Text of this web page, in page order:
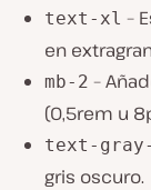
text-xl –
en
mb-2 –
(0,5rem u
text-
gris oscuro.